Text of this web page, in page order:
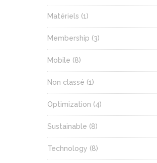
Matériels (1)
Membership (3)
Mobile (8)
Non classé (1)
Optimization (4)
Sustainable (8)
Technology (8)